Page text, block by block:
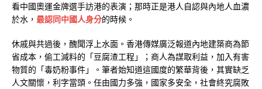
看中國奧運金牌選手訪港的表演；那時正是港人自認與內地人血濃
於水， 最認同中國人身分的時候。
休戚與共過後，醜聞浮上水面。香港傳媒廣泛報道內地建築商為節
省成本，偷工減料的「豆腐渣工程」；商人為謀取利益，加入有害
物質的「毒奶粉事件」。筆者始知道這國度的繁華背後，其實缺乏
人文關懷，利字當頭。任由國力多強，國家多安全，社會終究腐敗